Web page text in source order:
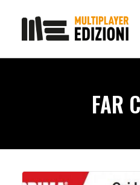
GADGET
NEWS
FAR